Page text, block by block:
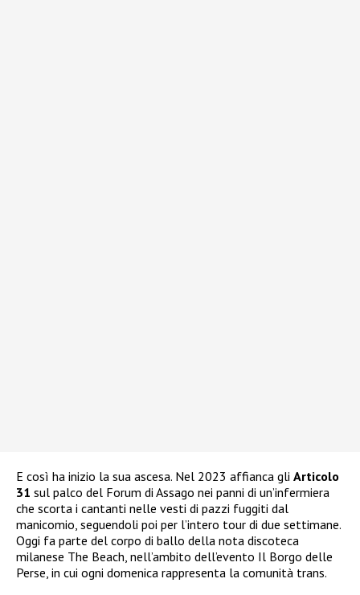
E così ha inizio la sua ascesa. Nel 2023 affianca gli Articolo
31 sul palco del Forum di Assago nei panni di un’infermiera
che scorta i cantanti nelle vesti di pazzi fuggiti dal
manicomio, seguendoli poi per l’intero tour di due settimane.
Oggi fa parte del corpo di ballo della nota discoteca
milanese The Beach, nell’ambito dell’evento Il Borgo delle
Perse, in cui ogni domenica rappresenta la comunità trans.